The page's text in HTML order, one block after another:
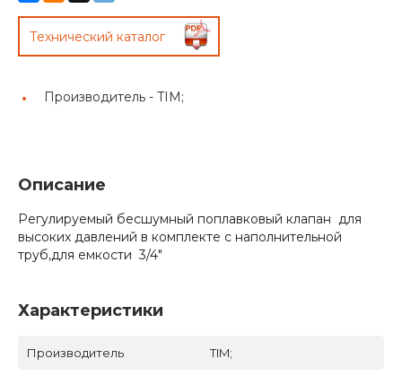
Технический каталог
Производитель - TIM;
Описание
Регулируемый бесшумный поплавковый клапан для
высоких давлений в комплекте с наполнительной
труб,для емкости 3/4"
Характеристики
Производитель TIM;